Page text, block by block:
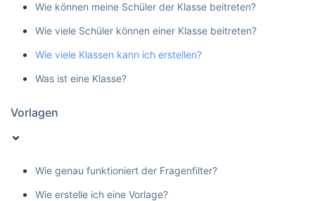
Wie können meine Schüler der Klasse beitreten?
Wie viele Schüler können einer Klasse beitreten?
Wie viele Klassen kann ich erstellen?
Was ist eine Klasse?
Vorlagen
Wie genau funktioniert der Fragenfilter?
Wie erstelle ich eine Vorlage?